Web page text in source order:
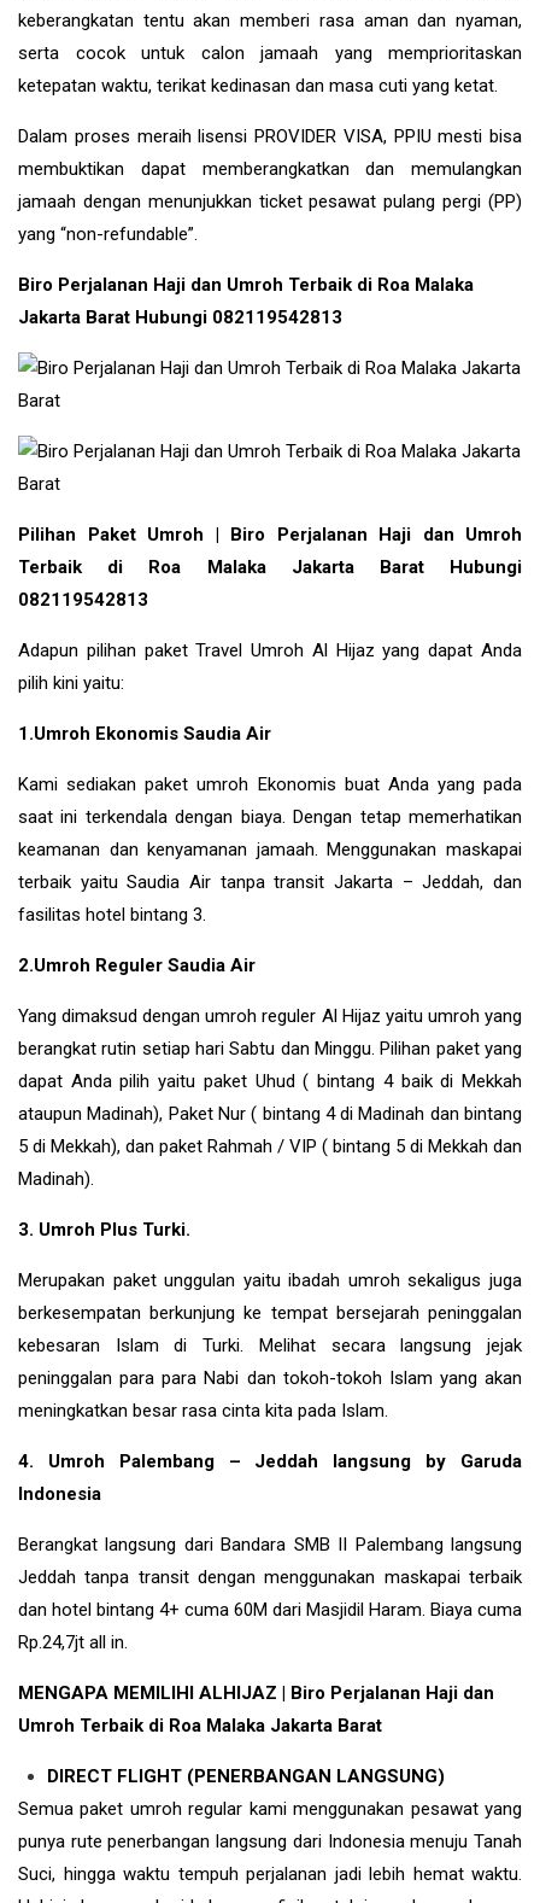
keberangkatan tentu akan memberi rasa aman dan nyaman,
serta cocok untuk calon jamaah yang memprioritaskan
ketepatan waktu, terikat kedinasan dan masa cuti yang ketat.
Dalam proses meraih lisensi PROVIDER VISA, PPIU mesti bisa
membuktikan dapat memberangkatkan dan memulangkan
jamaah dengan menunjukkan ticket pesawat pulang pergi (PP)
yang “non-refundable”.
Biro Perjalanan Haji dan Umroh Terbaik di Roa Malaka
Jakarta Barat Hubungi 082119542813
Pilihan Paket Umroh | Biro Perjalanan Haji dan Umroh
Terbaik di Roa Malaka Jakarta Barat Hubungi
082119542813
Adapun pilihan paket Travel Umroh Al Hijaz yang dapat Anda
pilih kini yaitu:
1.Umroh Ekonomis Saudia Air
Kami sediakan paket umroh Ekonomis buat Anda yang pada
saat ini terkendala dengan biaya. Dengan tetap memerhatikan
keamanan dan kenyamanan jamaah. Menggunakan maskapai
terbaik yaitu Saudia Air tanpa transit Jakarta – Jeddah, dan
fasilitas hotel bintang 3.
2.Umroh Reguler Saudia Air
Yang dimaksud dengan umroh reguler Al Hijaz yaitu umroh yang
berangkat rutin setiap hari Sabtu dan Minggu. Pilihan paket yang
dapat Anda pilih yaitu paket Uhud ( bintang 4 baik di Mekkah
ataupun Madinah), Paket Nur ( bintang 4 di Madinah dan bintang
5 di Mekkah), dan paket Rahmah / VIP ( bintang 5 di Mekkah dan
Madinah).
3. Umroh Plus Turki.
Merupakan paket unggulan yaitu ibadah umroh sekaligus juga
berkesempatan berkunjung ke tempat bersejarah peninggalan
kebesaran Islam diTurki . Melihat secara langsung jejak
peninggalan para para Nabi dan tokoh-tokoh Islam yang akan
meningkatkan besar rasa cinta kita pada Islam.
4. Umroh Palembang – Jeddah langsung by Garuda
Indonesia
Berangkat langsung dari Bandara SMB II Palembang langsung
Jeddah tanpa transit dengan menggunakan maskapai terbaik
dan hotel bintang 4+ cuma 60M dari Masjidil Haram. Biaya cuma
Rp.24,7jt all in.
MENGAPA MEMILIHI ALHIJAZ | Biro Perjalanan Haji dan
Umroh Terbaik di Roa Malaka Jakarta Barat
DIRECT FLIGHT (PENERBANGAN LANGSUNG)
Semua paket umroh regular kami menggunakan pesawat yang
punya rute penerbangan langsung dari Indonesia menuju Tanah
Suci, hingga waktu tempuh perjalanan jadi lebih hemat waktu.